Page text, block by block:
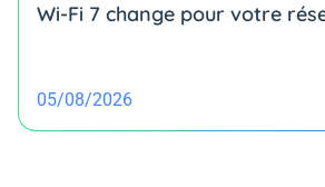
Wi-Fi 7 change pour votre
05/08/2026